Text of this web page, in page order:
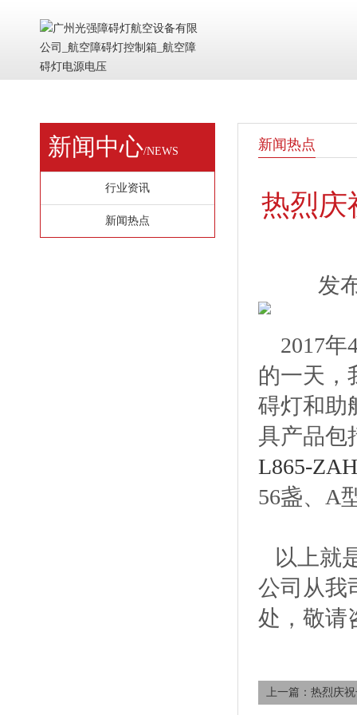
新闻中心/NEWS
行业资讯
新闻热点
新闻热点
热烈庆
发
2017年
的一天，
碍灯和助
具产品包
L865-
56盏、A
以上就
公司从我
处，敬请
上一篇：热烈庆